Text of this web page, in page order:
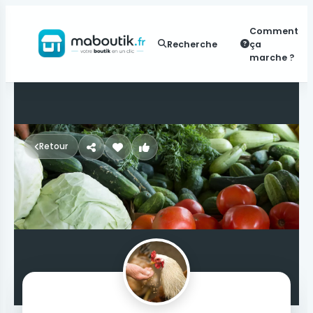
Recherche
Comment
ça
marche ?
Retour